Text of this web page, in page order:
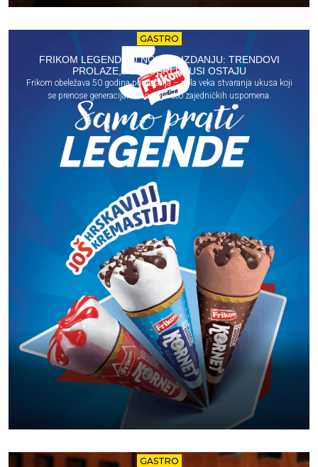
GASTRO
FRIKOM LEGENDE U NOVOM IZDANJU: TRENDOVI
PROLAZE, ALI DOBRI UKUSI OSTAJU
Frikom obeležava 50 godina postojanja – pola veka stvaranja ukusa koji
se prenose generacijama i ostaju deo zajedničkih uspomena.
GASTRO